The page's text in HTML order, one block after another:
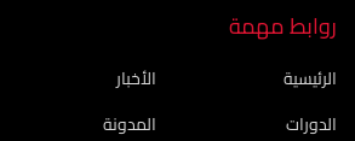
روابط مهمة
الرئيسية
الدورات
الأخبار
المدونة